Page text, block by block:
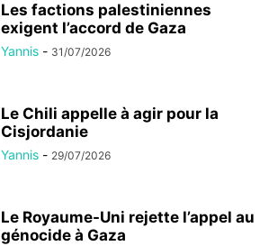
Les factions palestiniennes
exigent l’accord de Gaza
Yannis - 31/07/2026
Le Chili appelle à agir pour la
Cisjordanie
Yannis - 29/07/2026
Le Royaume-Uni rejette l’appel au
génocide à Gaza